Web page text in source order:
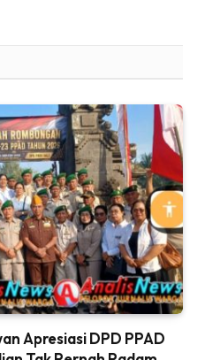
Apresiasi DPD PPAD